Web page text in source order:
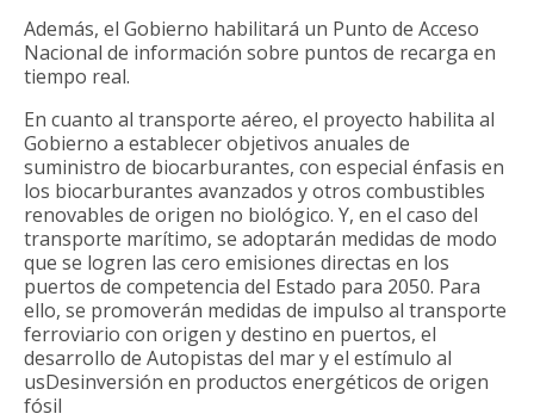
Además, el Gobierno habilitará un Punto de Acceso
Nacional de información sobre puntos de recarga en
tiempo real.
En cuanto al transporte aéreo, el proyecto habilita al
Gobierno a establecer objetivos anuales de
suministro de biocarburantes, con especial énfasis en
los biocarburantes avanzados y otros combustibles
renovables de origen no biológico. Y, en el caso del
transporte marítimo, se adoptarán medidas de modo
que se logren las cero emisiones directas en los
puertos de competencia del Estado para 2050. Para
ello, se promoverán medidas de impulso al transporte
ferroviario con origen y destino en puertos, el
desarrollo de Autopistas del mar y el estímulo al
usDesinversión en productos energéticos de origen
fósil